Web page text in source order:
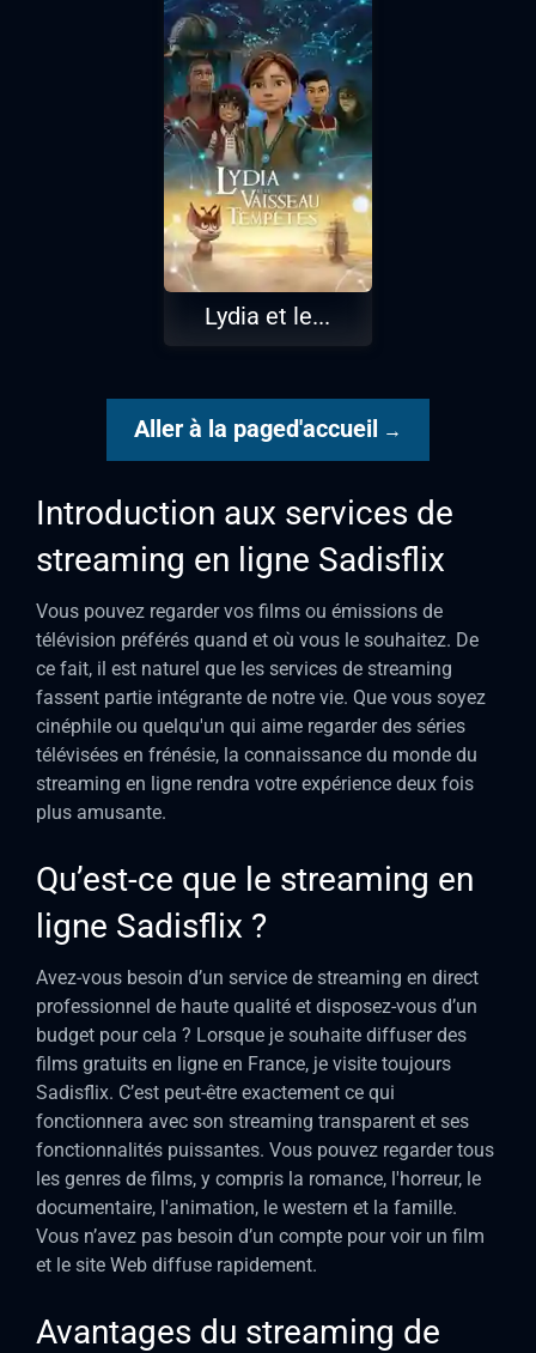
Lydia et le...
Aller à la paged'accueil →
Introduction aux services de
streaming en ligne Sadisflix
Vous pouvez regarder vos films ou émissions de
télévision préférés quand et où vous le souhaitez. De
ce fait, il est naturel que les services de streaming
fassent partie intégrante de notre vie. Que vous soyez
cinéphile ou quelqu'un qui aime regarder des séries
télévisées en frénésie, la connaissance du monde du
streaming en ligne rendra votre expérience deux fois
plus amusante.
Qu’est-ce que le streaming en
ligne Sadisflix ?
Avez-vous besoin d’un service de streaming en direct
professionnel de haute qualité et disposez-vous d’un
budget pour cela ? Lorsque je souhaite diffuser des
films gratuits en ligne en France, je visite toujours
Sadisflix. C’est peut-être exactement ce qui
fonctionnera avec son streaming transparent et ses
fonctionnalités puissantes. Vous pouvez regarder tous
les genres de films, y compris la romance, l'horreur, le
documentaire, l'animation, le western et la famille.
Vous n’avez pas besoin d’un compte pour voir un film
et le site Web diffuse rapidement.
Avantages du streaming de